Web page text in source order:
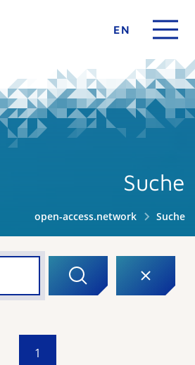
EN
Suche
open-access.network Suche
1